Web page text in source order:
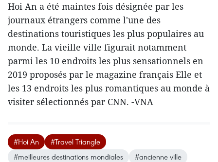
Hoi An a été maintes fois désignée par les
journaux étrangers comme l'une des
destinations touristiques les plus populaires au
monde. La vieille ville figurait notamment
parmi les 10 endroits les plus sensationnels en
2019 proposés par le magazine français Elle et
les 13 endroits les plus romantiques au monde à
visiter sélectionnés par CNN. -VNA
#Hoi An
#Travel Triangle
#meilleures destinations mondiales
#ancienne ville